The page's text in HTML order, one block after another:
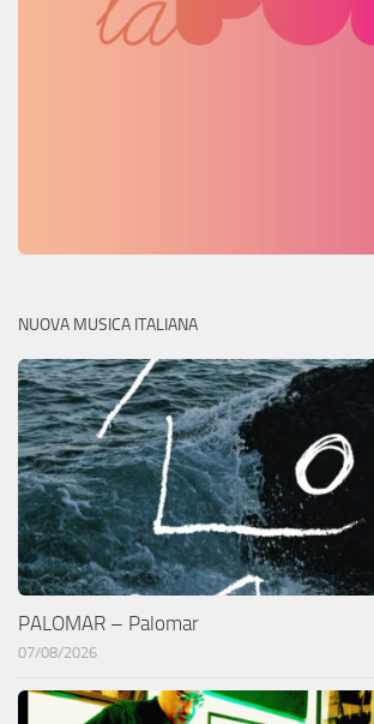
NUOVA MUSICA ITALIANA
PALOMAR – Palomar
07/08/2026